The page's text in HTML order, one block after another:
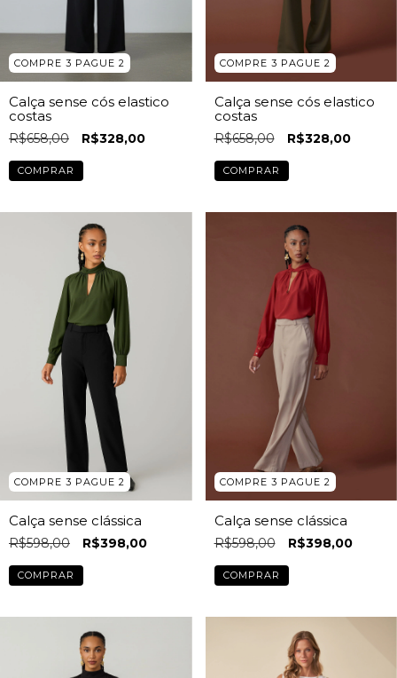
COMPRE 3 PAGUE 2
Calça sense cós elastico
costas
R$658,00 R$328,00
COMPRAR
COMPRE 3 PAGUE 2
Calça sense cós elastico
costas
R$658,00 R$328,00
COMPRAR
COMPRE 3 PAGUE 2
Calça sense clássica
R$598,00 R$398,00
COMPRAR
COMPRE 3 PAGUE 2
Calça sense clássica
R$598,00 R$398,00
COMPRAR